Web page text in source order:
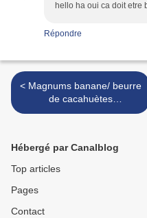
hello ha oui ca doit etre
Répondre
< Magnums banane/ beurre
de cacahuètes
crunchy/Dattes medjoul
Hébergé par Canalblog
Top articles
Pages
Contact